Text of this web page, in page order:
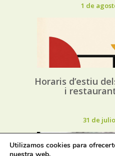
1 de
Horaris d’estiu
i
31 de
Utilizamos cookies para